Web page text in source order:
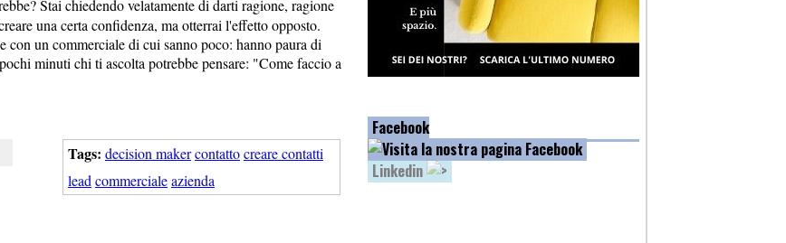
Stai chiedendo velatamente di darti ragione, ragione
una certa confidenza, ma otterrai l'effetto opposto.
con un commerciale di cui sanno poco: hanno paura di
minuti chi ti ascolta potrebbe pensare: "Come faccio a
Tags: decision makercontattocreare contatti
lead commercialeazienda
Facebook
Linkedin